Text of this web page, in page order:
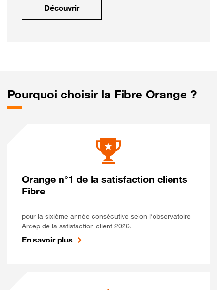
Découvrir
Pourquoi choisir la Fibre Orange ?
Orange n°1 de la satisfaction clients
Fibre
pour la sixième année consécutive selon l’observatoire
Arcep de la satisfaction client 2026.
En savoir plus